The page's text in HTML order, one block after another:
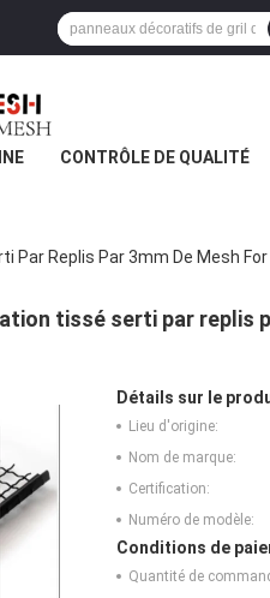
CONTRÔLE DE QUALITÉ
Replis Par 3mm De Mesh
tissé serti par replis
Détails sur le
Lieu d'origine:
Nom de marque:
Certification:
Numéro de modèle:
Conditions de
Quantité de